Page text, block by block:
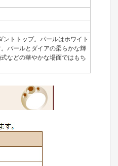
トトップ。パールはホワイト
パールとダイアの柔らかな輝
などの華やかな場面ではもち